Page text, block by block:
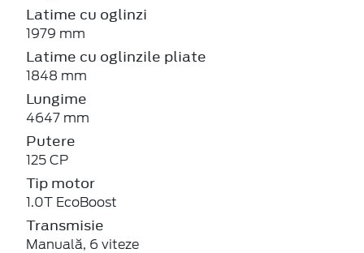
Latime cu oglinzi
1979 mm
Latime cu oglinzile pliate
1848 mm
Lungime
4647 mm
Putere
125 CP
Tip motor
1.0T EcoBoost
Transmisie
Manuală, 6 viteze